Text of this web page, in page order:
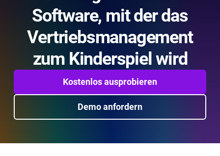
Software, mit der das
Vertriebsmanagement
zum Kinderspiel wird
Kostenlos ausprobieren
Demo anfordern